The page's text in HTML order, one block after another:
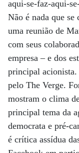
aqui-se-faz-aqui-
Não é nada que se
uma reunião de
com seus
empresa – e dos
principal
pelo The Verge.
mostram o clima
principal tema da
democrata e pré-
é crítica assídua